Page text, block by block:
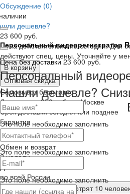
Обсуждение (0)
Персональный видеорегистратор
Цена без доставки 23 600 руб.
Персональный
Нашли дешевле?
Это поле необходимо заполнить
Это поле необходимо заполнить
Это поле необходимо заполнить
дешевле?
23 600 руб.
Цена действительна на сегодня. Для
действуют спец. цены. Уточняйте у
В корзину
Оптовая скидка
Самовывоз бесплатно
Доставка от 250 руб. по Москве
Cрок доставки сегодня или позднее
Гарантия
12 месяца
Обмен и возврат
2 недели
Доставка
по всей России
Сейчас этот товарсмотрят 10